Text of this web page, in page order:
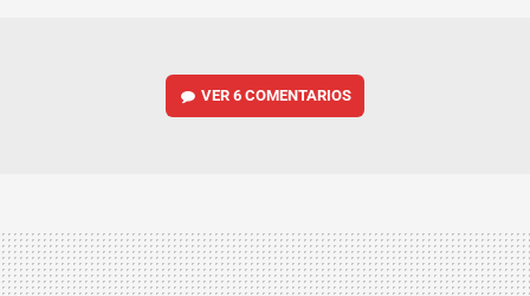
VER6 COMENTARIOS